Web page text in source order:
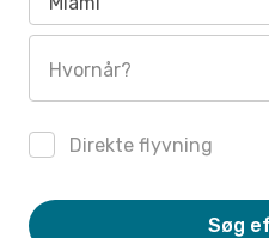
Hvornår?
Direkte flyvning
Søg